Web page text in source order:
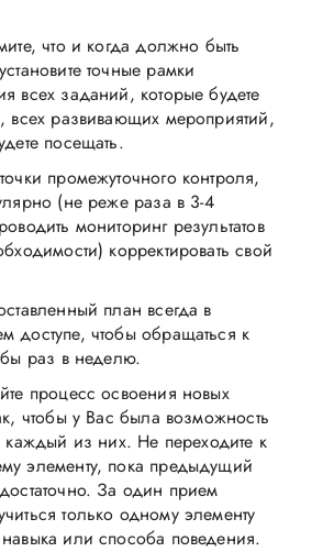
что и когда должно быть
точные рамки
всех заданий, которые будете
всех развивающих мероприятий,
посещать.
промежуточного контроля,
(не реже раза в 3-4
мониторинг результатов
корректировать свой
план всегда в
доступе, чтобы обращаться к
бы раз в неделю.
процесс освоения новых
чтобы у Вас была возможность
каждый из них. Не переходите к
элементу, пока предыдущий
За один прием
только одному элементу
или способа поведения.